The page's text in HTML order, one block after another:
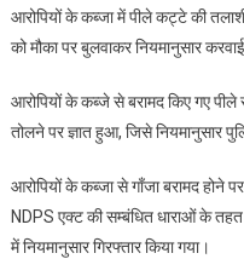
आरोपियों के कब्जा में पीले कट्टे की
को मौका पर बुलवाकर नियमानुसार
आरोपियों के कब्जे से बरामद किए गए
तोलने पर ज्ञात हुआ, जिसे नियमानुसार
आरोपियों के कब्जा से गाँजा बरामद होने
NDPS एक्ट की सम्बंधित धाराओं के तहत
में नियमानुसार गिरफ्तार किया गया।